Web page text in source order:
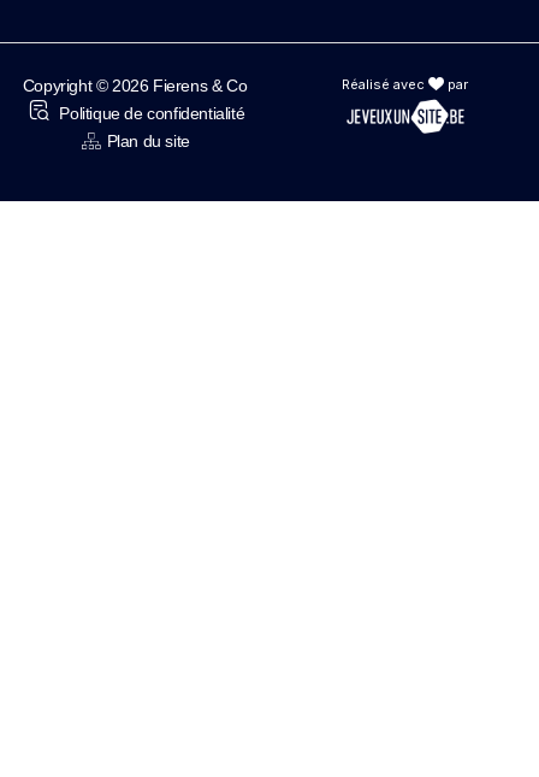
Copyright © 2026 Fierens & Co
Politique de confidentialité
Plan du site
Réalisé avec par